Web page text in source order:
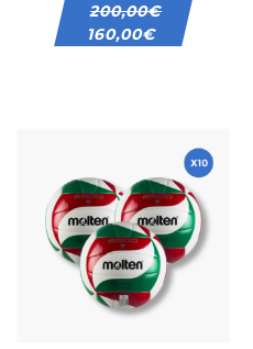
200,00€
160,00€